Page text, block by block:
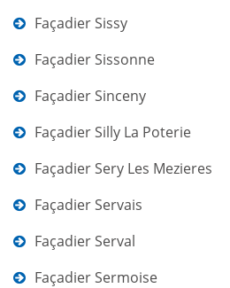
Façadier Sissy
Façadier Sissonne
Façadier Sinceny
Façadier Silly La Poterie
Façadier Sery Les Mezieres
Façadier Servais
Façadier Serval
Façadier Sermoise